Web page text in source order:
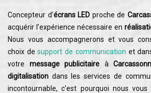
Concepteur d'écrans LED proche de
acquérir l’expérience nécessaire en
Nous vous accompagnerons et vous
choix desupport de communication et
votre message publicitaire à
digitalisation dans les services de
incontournable, c'est pourquoi nous vous